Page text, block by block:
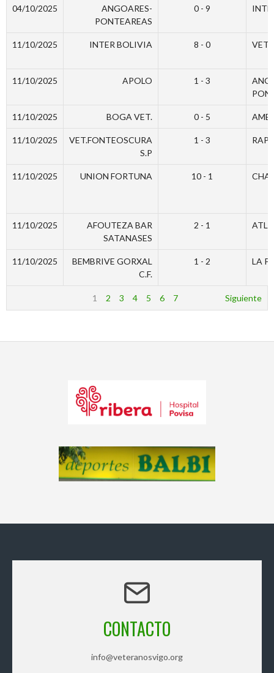
04/10/2025
ANGOARES-
PONTEAREAS
0 - 9
11/10/2025 INTER BOLIVIA 8 - 0 VET.
11/10/2025 APOLO 1 - 3
11/10/2025 BOGA VET. 0 - 5
11/10/2025
VET.FONTEOSCURA
S.P
1 - 3
11/10/2025 UNION FORTUNA 10 - 1
11/10/2025
AFOUTEZA BAR
SATANASES
2 - 1 ATL.
11/10/2025
BEMBRIVE GORXAL
C.F.
1 - 2 LA
1 2 3 4 5 6 7 Siguiente
CONTACTO
info@veteranosvigo.org